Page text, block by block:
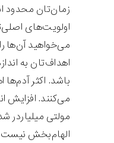
زمان‌تان
می‌خواهید آن‌ها
اهداف‌تان به
باشد. اکثر
می‌کنند. افزایش
مولتی میلیاردر
الهام‌بخش نیست.